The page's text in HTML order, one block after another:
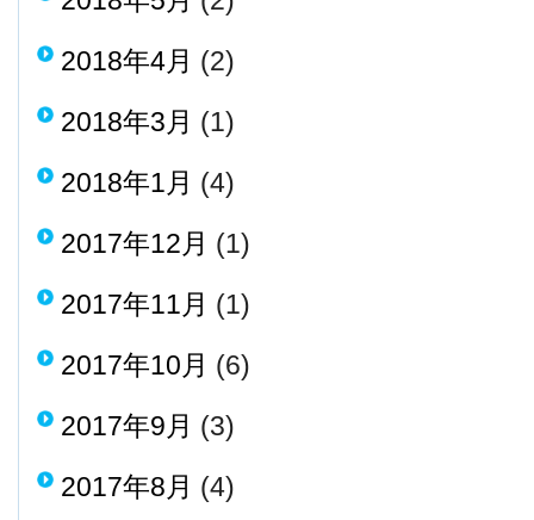
2018年4月 (2)
2018年3月 (1)
2018年1月 (4)
2017年12月 (1)
2017年11月 (1)
2017年10月 (6)
2017年9月 (3)
2017年8月 (4)